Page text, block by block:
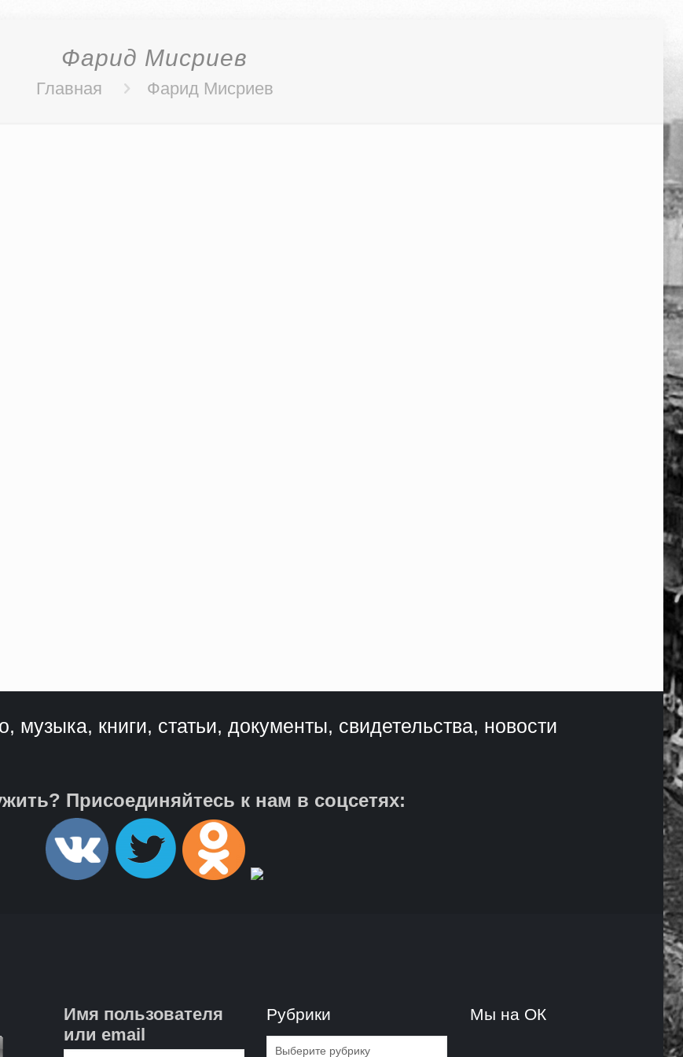
Фарид Мисриев
Главная Фарид Мисриев
музыка, книги, статьи, документы, свидетельства, новости
Присоединяйтесь к нам в соцсетях:
Имя пользователя
или email
Рубрики
Рубрики
Мы на ОК